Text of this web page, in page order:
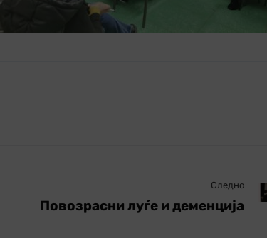
Следно
Повозрасни луѓе и деменција